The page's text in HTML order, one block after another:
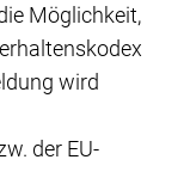
Möglichkeit,
wird
der EU-